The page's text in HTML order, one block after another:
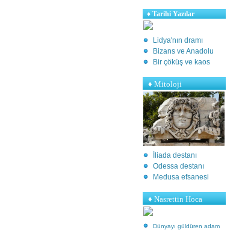
♦ Tarihi Yazılar
Lidya'nın dramı
Bizans ve Anadolu
Bir çöküş ve kaos
♦Mitoloji
İliada destanı
Odessa destanı
Medusa efsanesi
♦ Nasrettin Hoca
Dünyayı güldüren adam